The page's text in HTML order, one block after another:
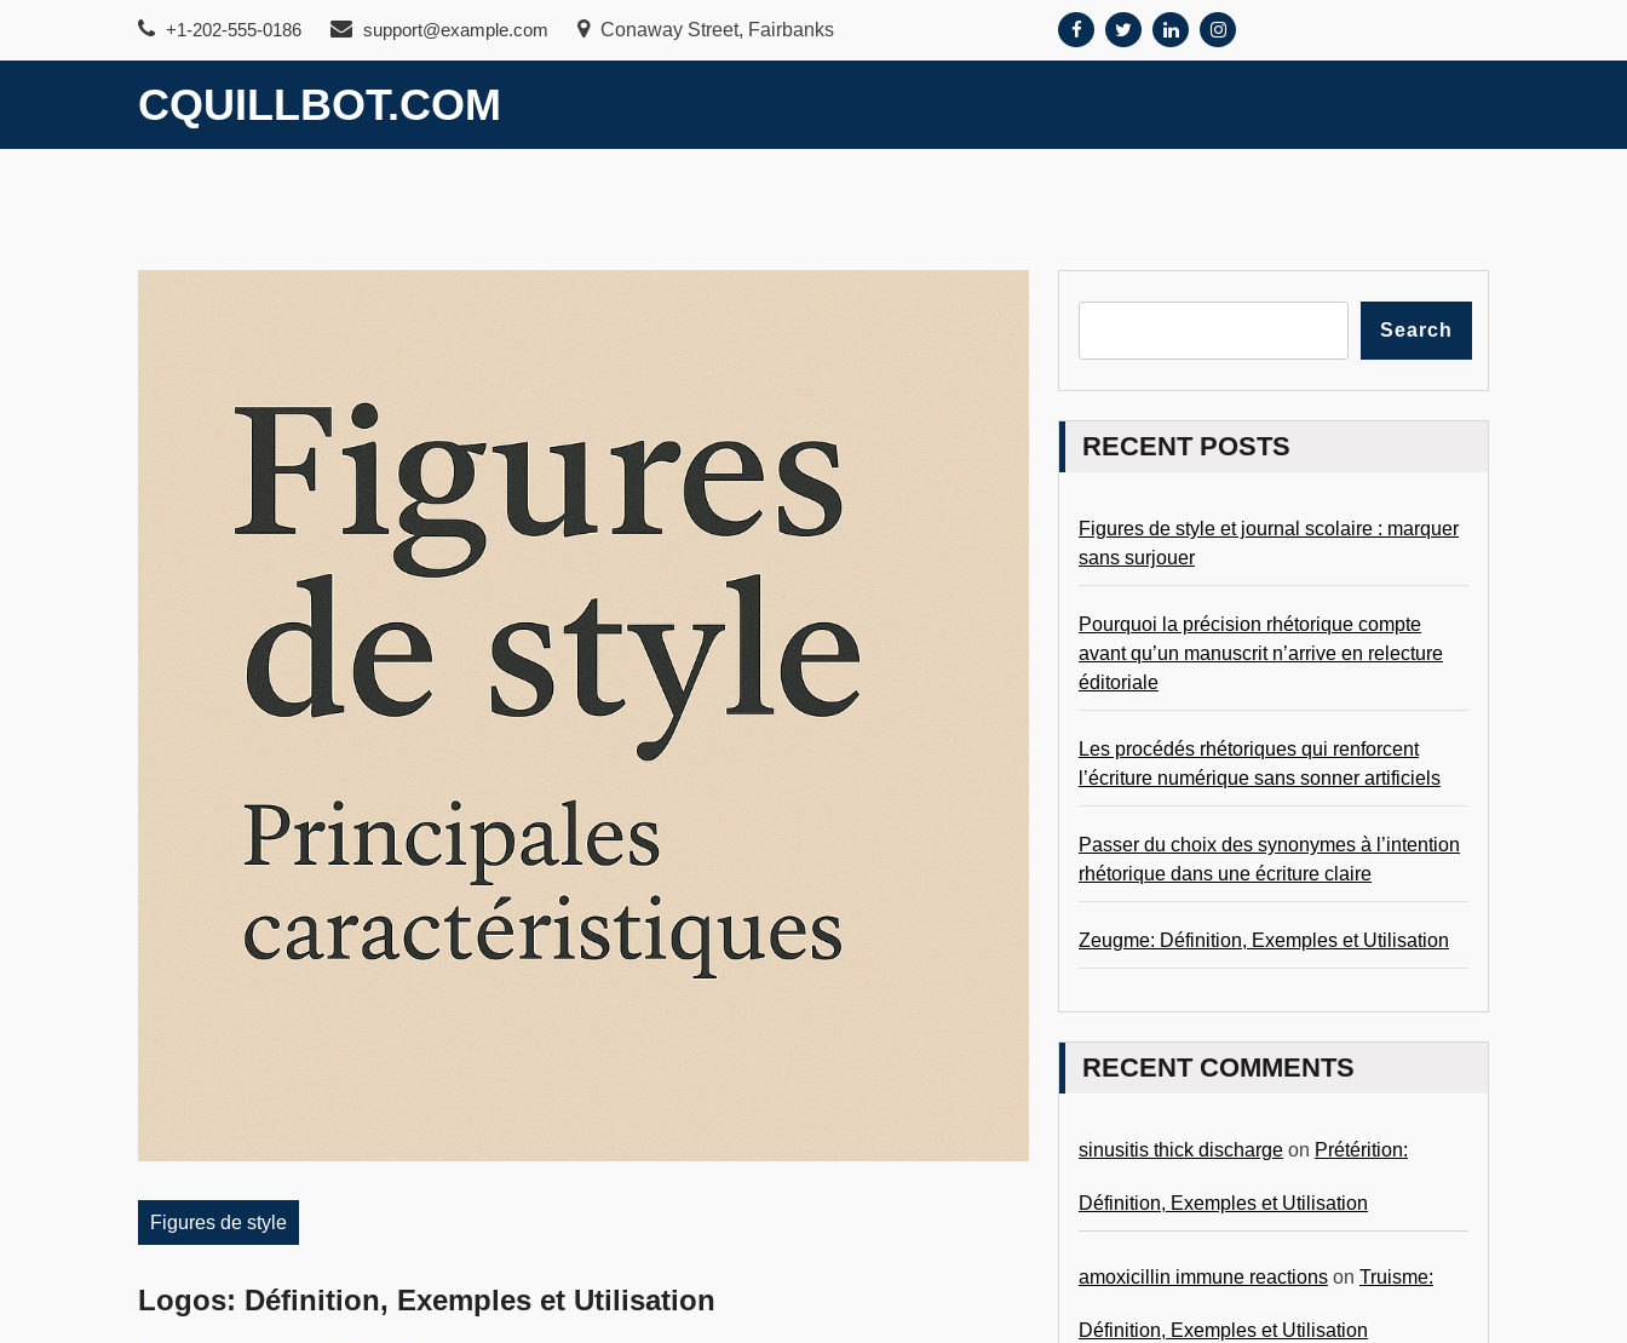
+1-202-555-0186 support@example.com Conaway Street, Fairbanks
CQUILLBOT.COM
Figures de style
Logos: Définition, Exemples et Utilisation
Search
RECENT POSTS
Figures de style et journal scolaire : marquer
sans surjouer
Pourquoi la précision rhétorique compte
avant qu’un manuscrit n’arrive en relecture
éditoriale
Les procédés rhétoriques qui renforcent
l’écriture numérique sans sonner artificiels
Passer du choix des synonymes à l’intention
rhétorique dans une écriture claire
Zeugme: Définition, Exemples et Utilisation
RECENT COMMENTS
sinusitis thick discharge on Prétérition:
Définition, Exemples et Utilisation
amoxicillin immune reactions on Truisme:
Définition, Exemples et Utilisation